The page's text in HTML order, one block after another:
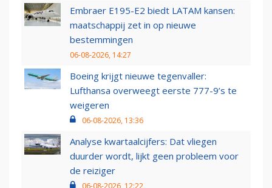
Embraer E195-E2 biedt LATAM kansen:
maatschappij zet in op nieuwe
bestemmingen
06-08-2026, 14:27
Boeing krijgt nieuwe tegenvaller:
Lufthansa overweegt eerste 777-9’s te
weigeren
06-08-2026, 13:36
Analyse kwartaalcijfers: Dat vliegen
duurder wordt, lijkt geen probleem voor
de reiziger
06-08-2026, 12:22